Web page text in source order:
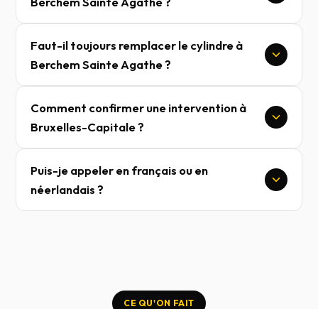
Faut-il toujours remplacer le cylindre à
Berchem Sainte Agathe ?
Comment confirmer une intervention à
Bruxelles-Capitale ?
Puis-je appeler en français ou en
néerlandais ?
CE QU'ON FAIT